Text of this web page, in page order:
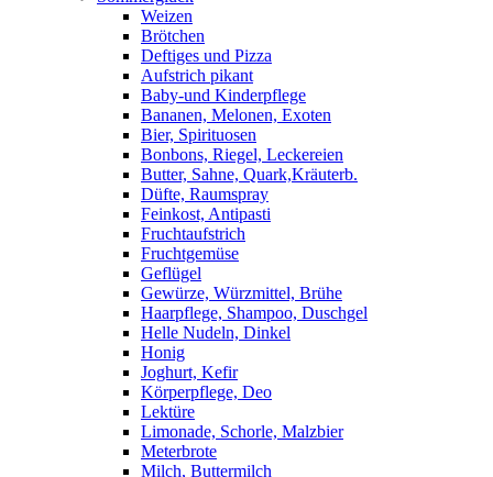
Weizen
Brötchen
Deftiges und Pizza
Aufstrich pikant
Baby-und Kinderpflege
Bananen, Melonen, Exoten
Bier, Spirituosen
Bonbons, Riegel, Leckereien
Butter, Sahne, Quark,Kräuterb.
Düfte, Raumspray
Feinkost, Antipasti
Fruchtaufstrich
Fruchtgemüse
Geflügel
Gewürze, Würzmittel, Brühe
Haarpflege, Shampoo, Duschgel
Helle Nudeln, Dinkel
Honig
Joghurt, Kefir
Körperpflege, Deo
Lektüre
Limonade, Schorle, Malzbier
Meterbrote
Milch, Buttermilch